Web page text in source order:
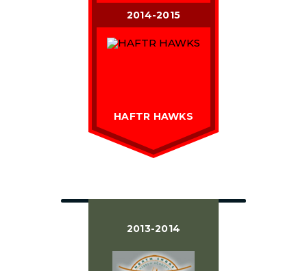
2014-2015
HAFTR HAWKS
2013-2014